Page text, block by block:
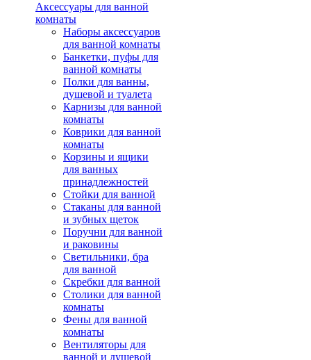
Аксессуары для ванной
комнаты
Наборы аксессуаров
для ванной комнаты
Банкетки, пуфы для
ванной комнаты
Полки для ванны,
душевой и туалета
Карнизы для ванной
комнаты
Коврики для ванной
комнаты
Корзины и ящики
для ванных
принадлежностей
Стойки для ванной
Стаканы для ванной
и зубных щеток
Поручни для ванной
и раковины
Светильники, бра
для ванной
Скребки для ванной
Столики для ванной
комнаты
Фены для ванной
комнаты
Вентиляторы для
ванной и душевой